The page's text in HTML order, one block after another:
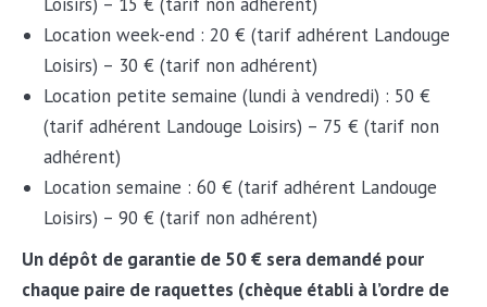
Location week-end : 20 € (tarif adhérent Landouge
Loisirs) – 30 € (tarif non adhérent)
Location petite semaine (lundi à vendredi) : 50 €
(tarif adhérent Landouge Loisirs) – 75 € (tarif non
adhérent)
Location semaine : 60 € (tarif adhérent Landouge
Loisirs) – 90 € (tarif non adhérent)
Un dépôt de garantie de 50 € sera demandé pour
chaque paire de raquettes (chèque établi à l’ordre de